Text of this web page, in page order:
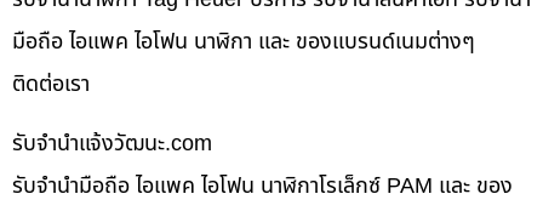
มือถือ ไอแพค ไอโฟน นาฬิกา และ ของแบรนด์เนมต่างๆ
ติดต่อเรา
รับจํานําแจ้งวัฒนะ.com
รับจำนำมือถือ ไอแพค ไอโฟน นาฬิกาโรเล็กซ์ PAM และ ของ